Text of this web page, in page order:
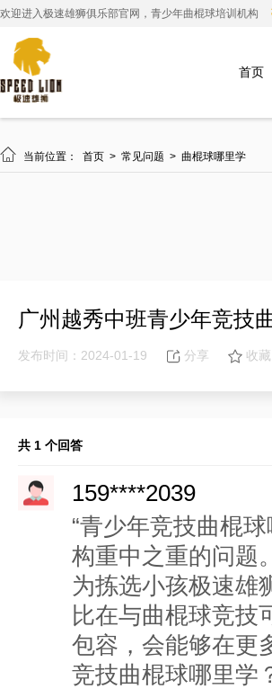
欢迎进入极速雄狮俱乐部官网，青少年曲棍球培训机构
首页
 当前位置： 首页 > 常见问题 > 曲棍球哪里学
广州越秀中班青少年竞技
发布时间：2024-01-19 分享 收藏
共 1 个回答
159****2039
“青少年竞技曲棍
构重中之重的问题
为拣选小孩极速雄
比在与曲棍球竞技
包容，会能够在更
竞技曲棍球哪里学